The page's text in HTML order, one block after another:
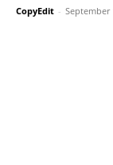
CopyEdit - September